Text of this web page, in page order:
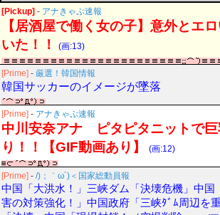
[Pickup] - アナきゃぷ速報
【居酒屋で働く女の子】意外とエ
いた！！
(画:13)
[Prime] - 厳選！韓国情報
韓国サッカーのイメージが墜落
[Prime] - アナきゃぷ速報
中川安奈アナ ピタピタニットで巨
り！！【GIF動画あり】
(画:12)
[Prime] - /)；｀ω´)＜国家総動員報
中国「大洪水！」三峡ダム「決壊危機」中国
害の対策強化！」中国政府「三峡ﾀﾞﾑ周辺を